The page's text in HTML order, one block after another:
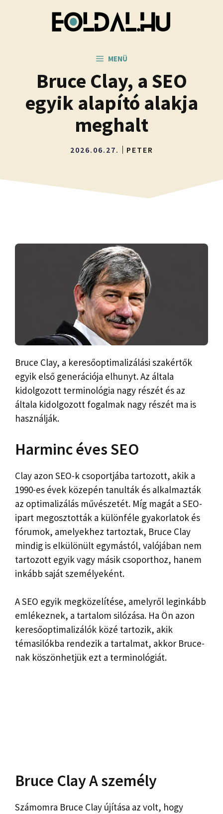
MENÜ
Bruce Clay, a SEO
egyik alapító alakja
meghalt
2026.06.27. PETER
Bruce Clay, a keresőoptimalizálási szakértők
egyik első generációja elhunyt. Az általa
kidolgozott terminológia nagy részét és az
általa kidolgozott fogalmak nagy részét ma is
használják.
Harminc éves SEO
Clay azon SEO-k csoportjába tartozott, akik a
1990-es évek közepén tanulták és alkalmazták
az optimalizálás művészetét. Míg magát a SEO-
ipart megosztották a különféle gyakorlatok és
fórumok, amelyekhez tartoztak, Bruce Clay
mindig is elkülönült egymástól, valójában nem
tartozott egyik vagy másik csoporthoz, hanem
inkább saját személyeként.
A SEO egyik megközelítése, amelyről leginkább
emlékeznek, a tartalom silózása. Ha Ön azon
keresőoptimalizálók közé tartozik, akik
témasilókba rendezik a tartalmat, akkor Bruce-
nak köszönhetjük ezt a terminológiát.
Bruce Clay A személy
Számomra Bruce Clay újítása az volt, hogy